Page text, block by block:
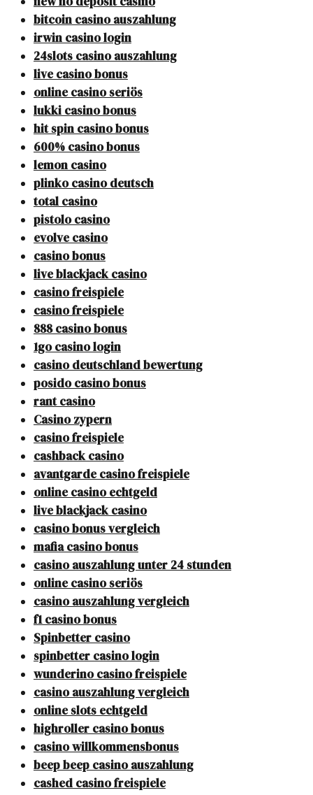
bitcoin casino auszahlung
irwin casino login
24slots casino auszahlung
live casino bonus
online casino seriös
lukki casino bonus
hit spin casino bonus
600% casino bonus
lemon casino
plinko casino deutsch
total casino
pistolo casino
evolve casino
casino bonus
live blackjack casino
casino freispiele
casino freispiele
888 casino bonus
1go casino login
casino deutschland bewertung
posido casino bonus
rant casino
Casino zypern
casino freispiele
cashback casino
avantgarde casino freispiele
online casino echtgeld
live blackjack casino
casino bonus vergleich
mafia casino bonus
casino auszahlung unter 24 stunden
online casino seriös
casino auszahlung vergleich
f1 casino bonus
Spinbetter casino
spinbetter casino login
wunderino casino freispiele
casino auszahlung vergleich
online slots echtgeld
highroller casino bonus
casino willkommensbonus
beep beep casino auszahlung
cashed casino freispiele